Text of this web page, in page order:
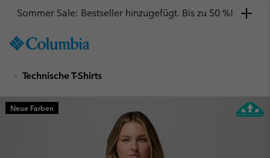
TO
SKIP
MAIN
NAV
Sommer Sale: Bestseller hinzugefügt. Bis zu 50 %!
Technische T-Shirts
Neue Farben